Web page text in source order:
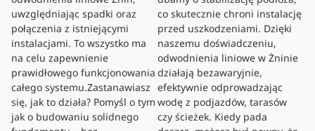
uwzględniając spadki oraz
połączenia z istniejącymi
instalacjami. To wszystko ma
na celu zapewnienie
prawidłowego funkcjonowania
całego systemu.Zastanawiasz
się, jak to działa? Pomyśl o tym
jak o budowaniu solidnego
co skutecznie chroni instalację
przed uszkodzeniami. Dzięki
naszemu doświadczeniu,
odwodnienia liniowe w Żninie
działają bezawaryjnie,
efektywnie odprowadzając
wodę z podjazdów, tarasów
czy ścieżek. Kiedy pada